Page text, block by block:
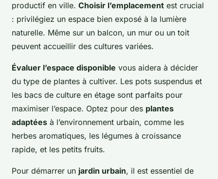
productif en ville. Choisir l’emplacement est crucial
: privilégiez un espace bien exposé à la lumière
naturelle. Même sur un balcon, un mur ou un toit
peuvent accueillir des cultures variées.
Évaluer l’espace disponible vous aidera à décider
du type de plantes à cultiver. Les pots suspendus et
les bacs de culture en étage sont parfaits pour
maximiser l’espace. Optez pour des plantes
adaptées à l’environnement urbain, comme les
herbes aromatiques, les légumes à croissance
rapide, et les petits fruits.
Pour démarrer un jardin urbain, il est essentiel de